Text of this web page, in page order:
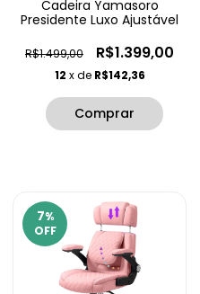
Cadeira Yamasoro
Presidente Luxo Ajustável
R$1.499,00 R$1.399,00
12 x de R$142,36
7%
OFF